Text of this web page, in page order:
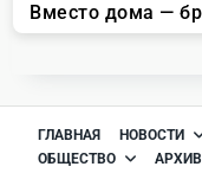
ГЛАВНАЯ НОВОСТИ
ОБЩЕСТВО
АРХИВ